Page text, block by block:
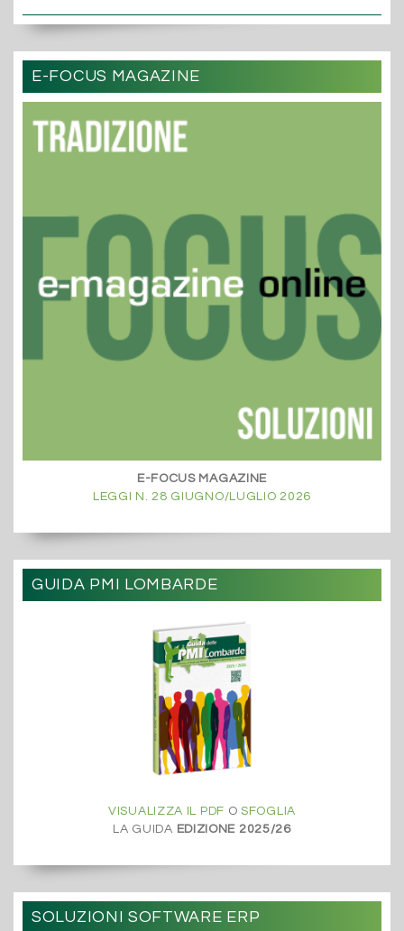
E-FOCUS MAGAZINE
E-FOCUS MAGAZINE
LEGGI N. 28 GIUGNO/LUGLIO 2026
GUIDA PMI LOMBARDE
VISUALIZZA IL PDF OSFOGLIA
LA GUIDA EDIZIONE 2025/26
SOLUZIONI SOFTWARE ERP